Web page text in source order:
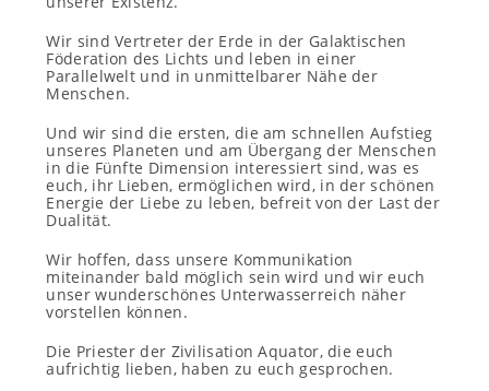
Wir sind Vertreter der Erde in der Galaktischen
Föderation des Lichts und leben in einer
Parallelwelt und in unmittelbarer Nähe der
Menschen.
Und wir sind die ersten, die am schnellen Aufstieg
unseres Planeten und am Übergang der Menschen
in die Fünfte Dimension interessiert sind, was es
euch, ihr Lieben, ermöglichen wird, in der schönen
Energie der Liebe zu leben, befreit von der Last der
Dualität.
Wir hoffen, dass unsere Kommunikation
miteinander bald möglich sein wird und wir euch
unser wunderschönes Unterwasserreich näher
vorstellen können.
Die Priester der Zivilisation Aquator, die euch
aufrichtig lieben, haben zu euch gesprochen.